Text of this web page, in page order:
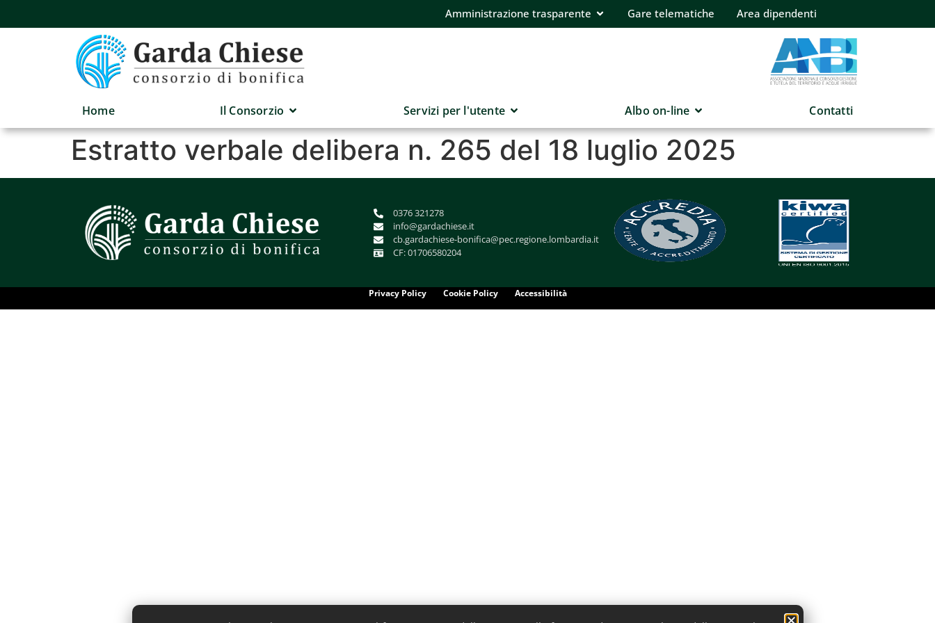
Amministrazione trasparente Gare telematiche Area dipendenti
Home Il Consorzio Servizi per l'utente Albo on-line Contatti
Estratto verbale delibera n. 265 del 18 luglio 2025
0376 321278
info@gardachiese.it
cb.gardachiese-bonifica@pec.regione.lombardia.it
CF: 01706580204
Privacy Policy Cookie Policy Accessibilità